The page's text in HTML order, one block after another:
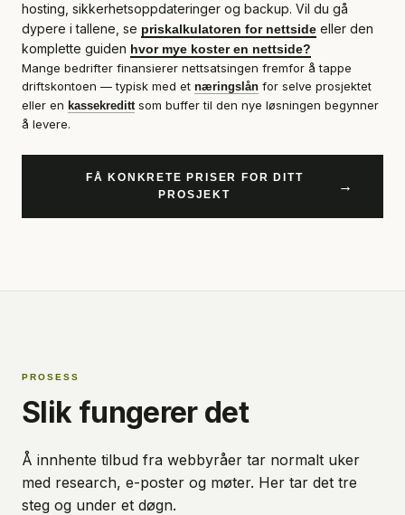
hosting, sikkerhetsoppdateringer og backup. Vil du gå
dypere i tallene, se priskalkulatoren for nettside eller den
komplette guiden hvor mye koster en nettside?
Mange bedrifter finansierer nettsatsingen fremfor å tappe
driftskontoen — typisk med et næringslån for selve prosjektet
eller en kassekreditt som buffer til den nye løsningen begynner
å levere.
FÅ KONKRETE PRISER FOR DITT
PROSJEKT
→
PROSESS
Slik fungerer det
Å innhente tilbud fra webbyråer tar normalt uker
med research, e-poster og møter. Her tar det tre
steg og under et døgn.